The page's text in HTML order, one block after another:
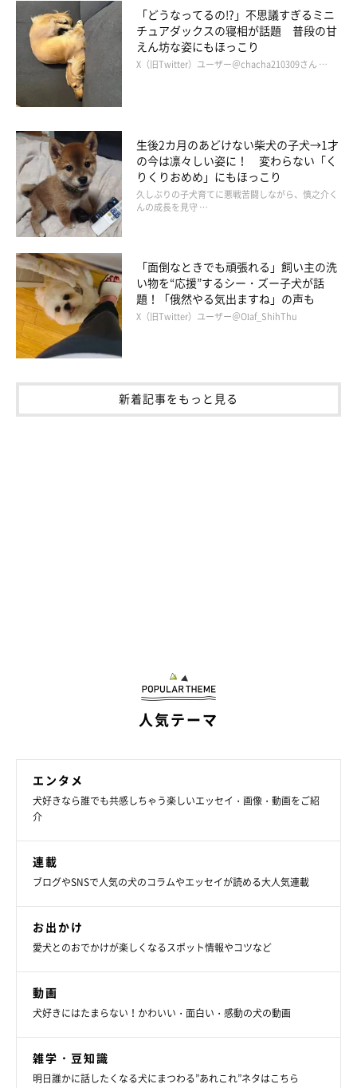
関連記事:
普段はまったくしっぽを振らないポメラニアン
が、寝ているときにフリフリ！ ペットカメラ
が捉えた貴重な瞬間にキュン
紹介するのは、X（旧Twitter）ユーザー@WolfSableLeo926さんが
いたものを発見したのだそう。録画した動画を確認したところ、レ
オくんの愛らしい姿がおさめられていたといいます。
関連記事:
散歩中、「車！」の言葉に反応し道の端に自ら
移動する犬 飼い主に向ける「ドヤ顔」が可愛
すぎた！
X（旧Twitter）ユーザー@WolfSableLeo926さんの愛犬・レオくん
は、飼い主さんが教えるワザをあっという間に吸収。散歩中に
「車！」と言われて、道の端に避けていくのでした。天才で愛嬌い
っぱいのレオくんの撮影当時の様子について、飼い主さんに詳しい
お話をうかがいました。
写真提供・取材協力／
取材・文／雨宮カイ
※この記事は投稿者さまに取材し、了承の上制作したものです。
2024年11月時点の情報であり、現在と異なる場合があります。
「どうなってるの!?」不思議すぎるミニ
チュアダックスの寝相が話題 普段の甘
えん坊な姿にもほっこり
X（旧Twitter）ユーザー＠chacha210309さん …
生後2カ月のあどけない柴犬の子犬→1才
の今は凛々しい姿に！ 変わらない「く
りくりおめめ」にもほっこり
久しぶりの子犬育てに悪戦苦闘しながら、慎之介く
んの成長を見守 …
「面倒なときでも頑張れる」飼い主の洗
い物を“応援”するシー・ズー子犬が話
題！「俄然やる気出ますね」の声も
X（旧Twitter）ユーザー＠Olaf_ShihThu
新着記事をもっと見る
人気テーマ
エンタメ
犬好きなら誰でも共感しちゃう楽しいエッセイ・画像・動画をご紹
介
連載
ブログやSNSで人気の犬のコラムやエッセイが読める大人気連載
お出かけ
愛犬とのおでかけが楽しくなるスポット情報やコツなど
動画
犬好きにはたまらない！かわいい・面白い・感動の犬の動画
雑学・豆知識
明日誰かに話したくなる犬にまつわる”あれこれ”ネタはこちら